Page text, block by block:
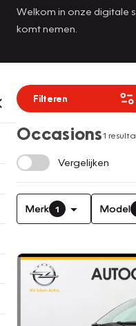
Welkom in onze digitale
komt nemen.
Filteren
Occasions1
Vergelijken
Merk 1 Model